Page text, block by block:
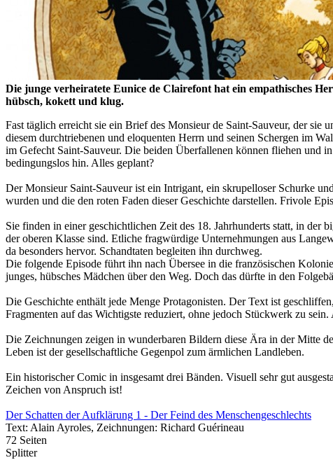
Die junge verheiratete Eunice de Clairefont hat ein empathisches
hübsch, kokett und klug.
Fast täglich erreicht sie ein Brief des Monsieur de Saint-Sauveur, der sie
diesem durchtriebenen und eloquenten Herrn und seinen Schergen im
im Gefecht Saint-Sauveur. Die beiden Überfallenen können fliehen und
bedingungslos hin. Alles geplant?
Der Monsieur Saint-Sauveur ist ein Intrigant, ein skrupelloser Schurke
wurden und die den roten Faden dieser Geschichte darstellen. Frivole
Sie finden in einer geschichtlichen Zeit des 18. Jahrhunderts statt, in der
der oberen Klasse sind. Etliche fragwürdige Unternehmungen aus
da besonders hervor. Schandtaten begleiten ihn durchweg.
Die folgende Episode führt ihn nach Übersee in die französischen
junges, hübsches Mädchen über den Weg. Doch das dürfte in den
Die Geschichte enthält jede Menge Protagonisten. Der Text ist
Fragmenten auf das Wichtigste reduziert, ohne jedoch Stückwerk zu
Die Zeichnungen zeigen in wunderbaren Bildern diese Ära in der Mitte
Leben ist der gesellschaftliche Gegenpol zum ärmlichen Landleben.
Ein historischer Comic in insgesamt drei Bänden. Visuell sehr gut
Zeichen von Anspruch ist!
Der Schatten der Aufklärung 1 - Der Feind des Menschengeschlechts
Text: Alain Ayroles, Zeichnungen: Richard Guérineau
72 Seiten
Splitter